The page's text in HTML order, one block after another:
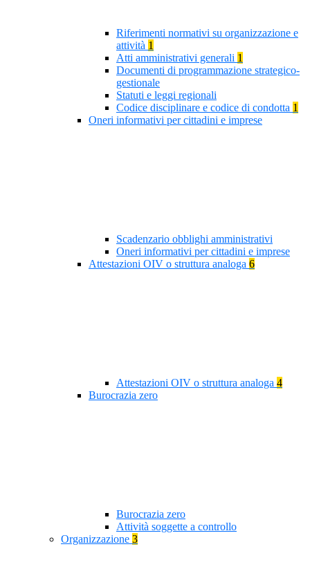
Riferimenti normativi su organizzazione e
attività 1
Atti amministrativi generali 1
Documenti di programmazione strategico-
gestionale
Statuti e leggi regionali
Codice disciplinare e codice di condotta 1
Oneri informativi per cittadini e imprese
Scadenzario obblighi amministrativi
Oneri informativi per cittadini e imprese
Attestazioni OIV o struttura analoga 6
Attestazioni OIV o struttura analoga 4
Burocrazia zero
Burocrazia zero
Attività soggette a controllo
Organizzazione 3